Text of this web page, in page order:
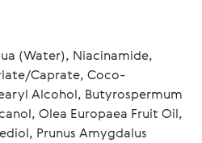
(Water), Niacinamide,
Caprate, Coco-
Alcohol, Butyrospermum
Olea Europaea Fruit Oil,
Prunus Amygdalus